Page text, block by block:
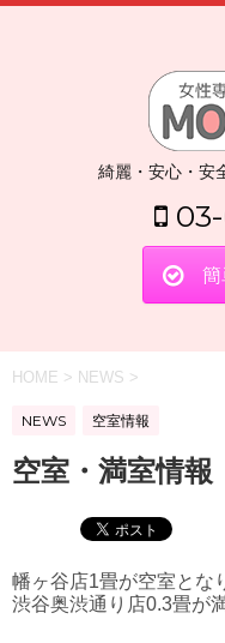
綺麗・安心・安
03-
簡
HOME > NEWS >
NEWS 空室情報
空室・満室情報
幡ヶ谷店1畳が空室とな
渋谷奥渋通り店0.3畳が